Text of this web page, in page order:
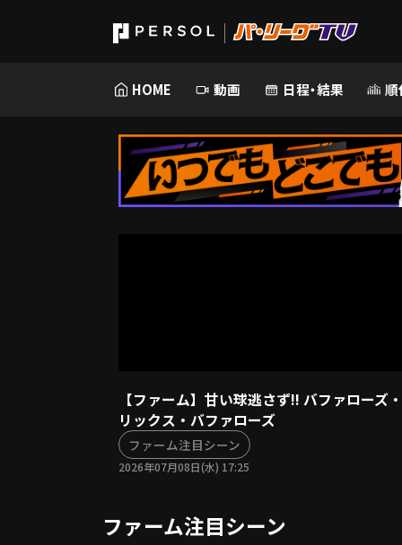
HOME 動画 日程・結果 順
【ファーム】甘い球逃さず!! バファロー
リックス・バファローズ
ファーム注目シーン
2026年07月08日(水) 17:25
ファーム注目シーン